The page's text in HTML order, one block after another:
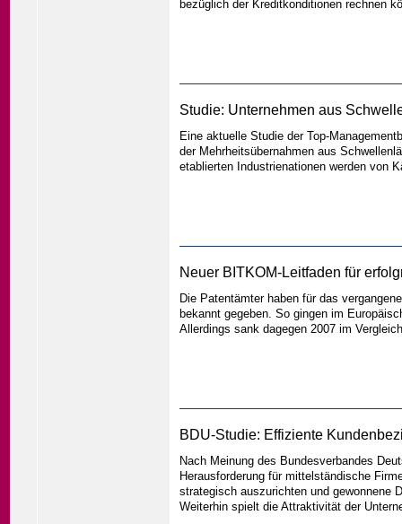
bezüglich der Kreditkonditionen rechnen
Studie: Unternehmen aus
Eine aktuelle Studie der Top-
der Mehrheitsübernahmen aus
etablierten Industrienationen werden von
Neuer BITKOM-Leitfaden für
Die Patentämter haben für das
bekannt gegeben. So gingen im
Allerdings sank dagegen 2007 im
BDU-Studie: Effiziente
Nach Meinung des Bundesverbandes
Herausforderung für mittelständische
strategisch auszurichten und gewonnene
Weiterhin spielt die Attraktivität der